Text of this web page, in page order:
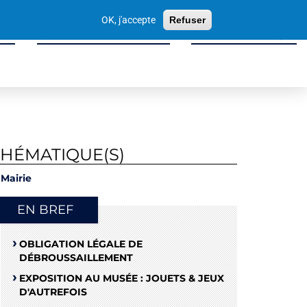
OK, j'accepte Refuser
Sport, Culture & Loisirs Tissu Économique
Mairie
EN BREF
OBLIGATION LÉGALE DE
DÉBROUSSAILLEMENT
EXPOSITION AU MUSÉE : JOUETS & JEUX
D'AUTREFOIS